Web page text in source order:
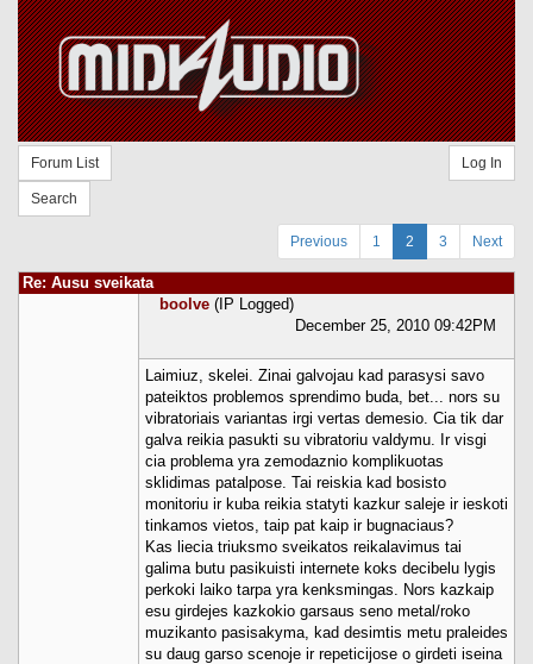
Forum List
Search
Log In
Previous 1 2 3 Next
Re: Ausu sveikata
boolve (IP Logged)
December 25, 2010 09:42PM
Laimiuz, skelei. Zinai galvojau kad parasysi savo
pateiktos problemos sprendimo buda, bet... nors su
vibratoriais variantas irgi vertas demesio. Cia tik dar
galva reikia pasukti su vibratoriu valdymu. Ir visgi
cia problema yra zemodaznio komplikuotas
sklidimas patalpose. Tai reiskia kad bosisto
monitoriu ir kuba reikia statyti kazkur saleje ir ieskoti
tinkamos vietos, taip pat kaip ir bugnaciaus?
Kas liecia triuksmo sveikatos reikalavimus tai
galima butu pasikuisti internete koks decibelu lygis
perkoki laiko tarpa yra kenksmingas. Nors kazkaip
esu girdejes kazkokio garsaus seno metal/roko
muzikanto pasisakyma, kad desimtis metu praleides
su daug garso scenoje ir repeticijose o girdeti iseina